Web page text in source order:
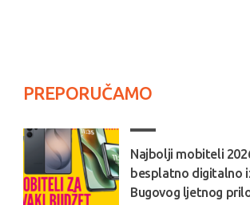
PREPORUČAMO
Najbolji mobiteli
besplatno digitalno
Bugovog ljetnog